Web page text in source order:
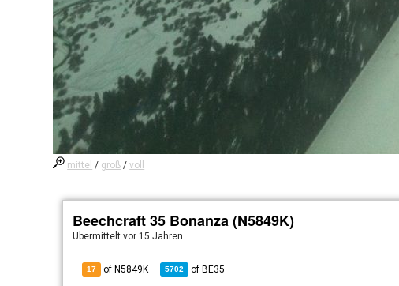
mittel / groß /voll
Beechcraft 35 Bonanza (N5849K)
Übermitteltvor 15 Jahren
17 of N5849K 5702 of BE35